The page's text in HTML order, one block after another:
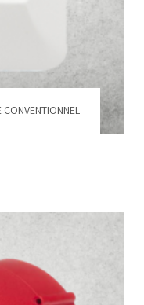
CONVENTIONNEL